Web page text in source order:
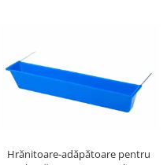
Hrănitoare-adăpătoare pentru